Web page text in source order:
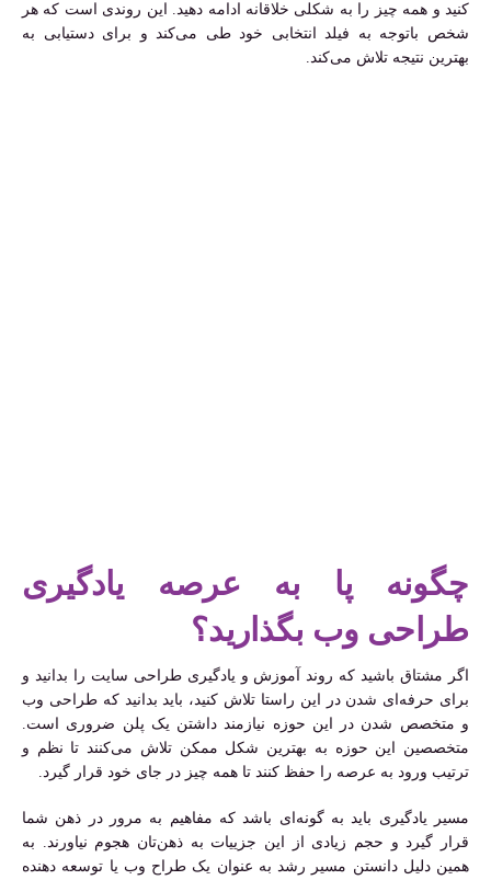
کنید و همه چیز را به شکلی خلاقانه ادامه دهید. این روندی است که هر
شخص باتوجه به فیلد انتخابی خود طی می‌کند و برای دستیابی به
بهترین نتیجه تلاش می‌کند.
چگونه پا به عرصه یادگیری
طراحی وب بگذارید؟
اگر مشتاق باشید که روند آموزش و یادگیری طراحی سایت را بدانید و
برای حرفه‌ای شدن در این راستا تلاش کنید، باید بدانید که طراحی وب
و متخصص شدن در این حوزه نیازمند داشتن یک پلن ضروری است.
متخصصین این حوزه به بهترین شکل ممکن تلاش می‌کنند تا نظم و
ترتیب ورود به عرصه را حفظ کنند تا همه چیز در جای خود قرار گیرد.
مسیر یادگیری باید به گونه‌ای باشد که مفاهیم به مرور در ذهن شما
قرار گیرد و حجم زیادی از این جزییات به ذهن‌تان هجوم نیاورند. به
همین دلیل دانستن مسیر رشد به عنوان یک طراح وب یا توسعه دهنده